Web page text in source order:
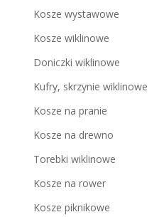
Kosze wystawowe
Kosze wiklinowe
Doniczki wiklinowe
Kufry, skrzynie wiklinowe
Kosze na pranie
Kosze na drewno
Torebki wiklinowe
Kosze na rower
Kosze piknikowe